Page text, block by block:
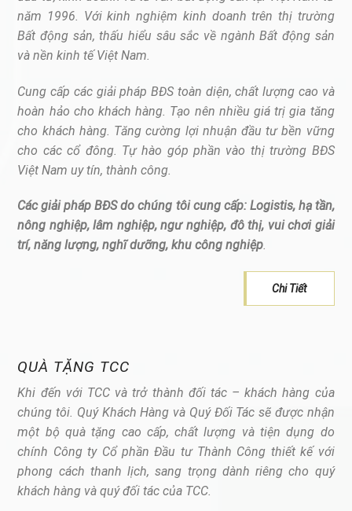
năm 1996. Với kinh nghiệm kinh doanh trên thị trường
Bất động sản, thấu hiểu sâu sắc về ngành Bất động sản
và nền kinh tế Việt Nam.
Cung cấp các giải pháp BĐS toàn diện, chất lượng cao và
hoàn hảo cho khách hàng. Tạo nên nhiều giá trị gia tăng
cho khách hàng. Tăng cường lợi nhuận đầu tư bền vững
cho các cổ đông. Tự hào góp phần vào thị trường BĐS
Việt Nam uy tín, thành công.
Các giải pháp BĐS do chúng tôi cung cấp: Logistis, hạ tần,
nông nghiệp, lâm nghiệp, ngư nghiệp, đô thị, vui chơi giải
trí, năng lượng, nghĩ dưỡng, khu công nghiệp.
Chi Tiết
QUÀ TẶNG TCC
Khi đến với TCC và trở thành đối tác – khách hàng của
chúng tôi. Quý Khách Hàng và Quý Đối Tác sẽ được nhận
một bộ quà tặng cao cấp, chất lượng và tiện dụng do
chính Công ty Cổ phần Đầu tư Thành Công thiết kế với
phong cách thanh lịch, sang trọng dành riêng cho quý
khách hàng và quý đối tác của TCC.